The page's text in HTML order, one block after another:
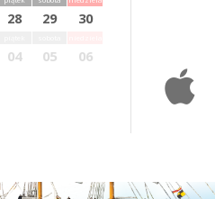
28 29 30
04 05 06